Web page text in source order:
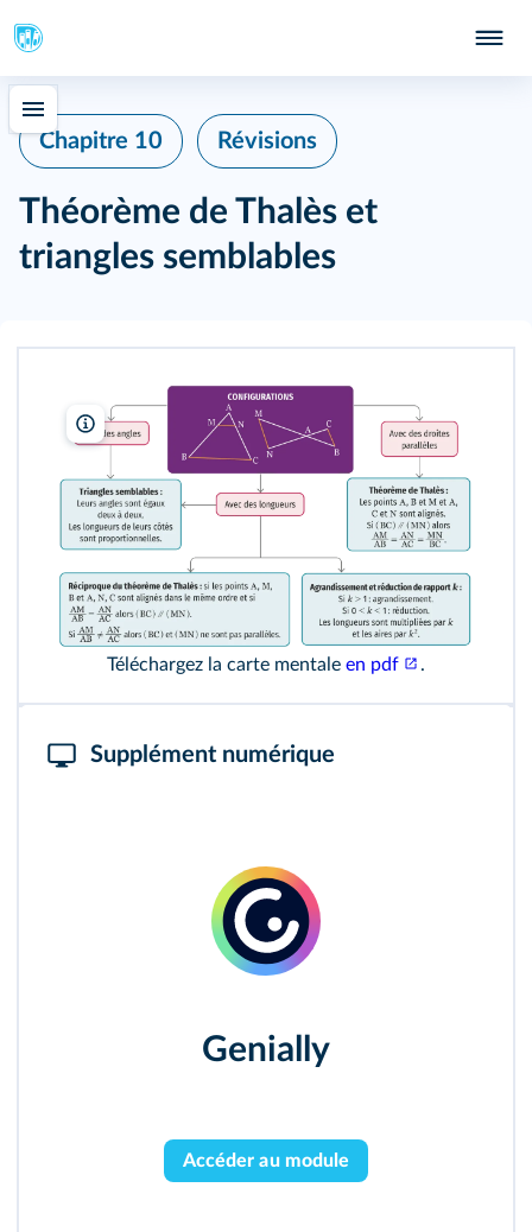
Chapitre 10 Révisions
Théorème de Thalès et
triangles semblables
Lelivrescolaire.fr
Téléchargez la carte mentale en pdf .
Supplément numérique
Genially
Accéder au module